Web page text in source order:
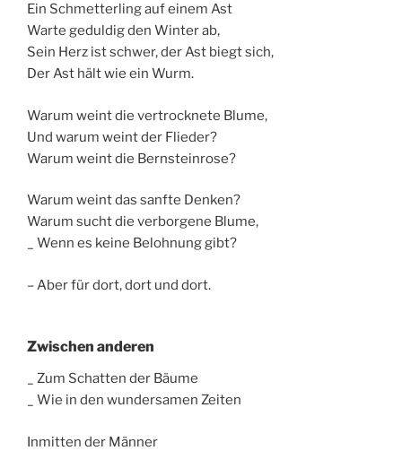
Ein Schmetterling auf einem Ast
Warte geduldig den Winter ab,
Sein Herz ist schwer, der Ast biegt sich,
Der Ast hält wie ein Wurm.
Warum weint die vertrocknete Blume,
Und warum weint der Flieder?
Warum weint die Bernsteinrose?
Warum weint das sanfte Denken?
Warum sucht die verborgene Blume,
_ Wenn es keine Belohnung gibt?
– Aber für dort, dort und dort.
Zwischen anderen
_ Zum Schatten der Bäume
_ Wie in den wundersamen Zeiten
Inmitten der Männer